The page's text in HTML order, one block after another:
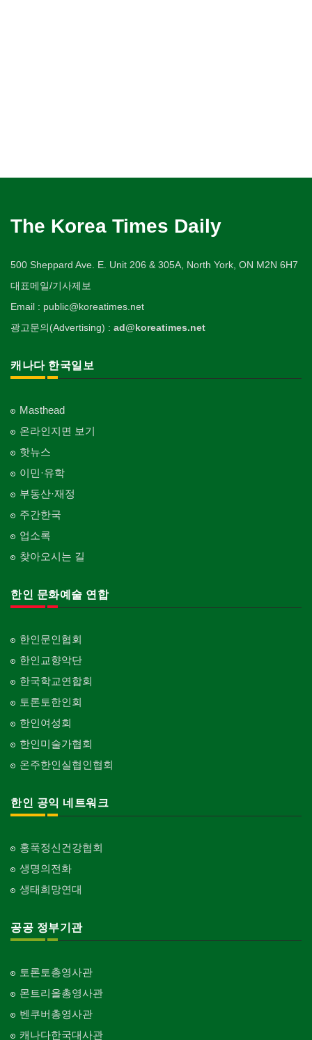
The Korea Times Daily
500 Sheppard Ave. E. Unit 206 & 305A, North York, ON M2N 6H7
대표메일/기사제보
Email : public@koreatimes.net
광고문의(Advertising) : ad@koreatimes.net
캐나다 한국일보
Masthead
온라인지면 보기
핫뉴스
이민·유학
부동산·재정
주간한국
업소록
찾아오시는 길
한인 문화예술 연합
한인문인협회
한인교향악단
한국학교연합회
토론토한인회
한인여성회
한인미술가협회
온주한인실협인협회
한인 공익 네트워크
홍푹정신건강협회
생명의전화
생태희망연대
공공 정부기관
토론토총영사관
몬트리올총영사관
벤쿠버총영사관
캐나다한국대사관